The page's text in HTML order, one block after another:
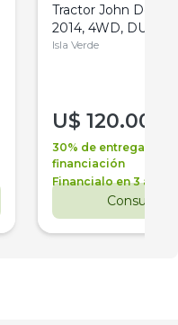
Tractor John Deere
2014, 4WD, DUAL
Isla Verde
U$ 120.000
30% de entrega +
financiación
Financialo en 3 años
Consultar